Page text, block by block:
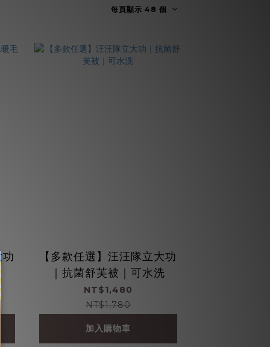
每頁顯示 48 個
【多款任選】汪汪隊立大功
｜抗菌舒芙被｜可水洗
NT$1,480
NT$1,780
加入購物車